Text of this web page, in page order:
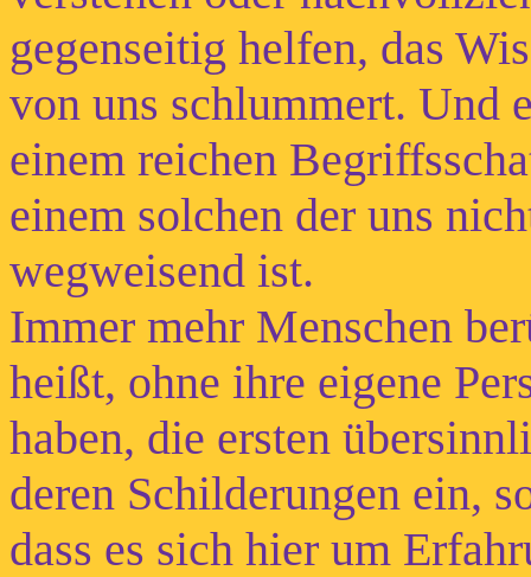
gegenseitig helfen, das
von uns schlummert. Und
einem reichen
einem solchen der uns
wegweisend ist.
Immer mehr Menschen
heißt, ohne ihre eigene
haben, die ersten
deren Schilderungen ein,
dass es sich hier um